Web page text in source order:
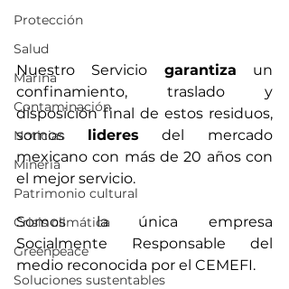
Protección
Salud
Marina
Contaminación
Noticias
Mineria
Patrimonio cultural
Crisis climática
Greenpeace
Soluciones sustentables
Nuestro Servicio garantiza un
confinamiento, traslado y
disposición final de estos residuos,
somos lideres del mercado
mexicano con más de 20 años con
el mejor servicio.
Somos la única empresa
Socialmente Responsable del
medio reconocida por el CEMEFI.